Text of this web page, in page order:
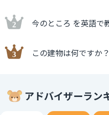
今のところ を英語で
この建物は何ですか
アドバイザーラン